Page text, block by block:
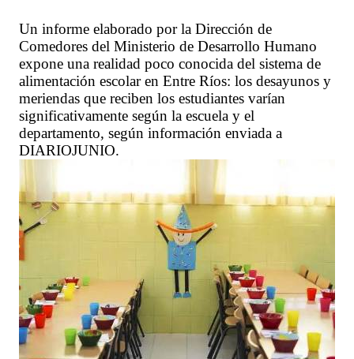
Un informe elaborado por la Dirección de
Comedores del Ministerio de Desarrollo Humano
expone una realidad poco conocida del sistema de
alimentación escolar en Entre Ríos: los desayunos y
meriendas que reciben los estudiantes varían
significativamente según la escuela y el
departamento, según información enviada a
DIARIOJUNIO.